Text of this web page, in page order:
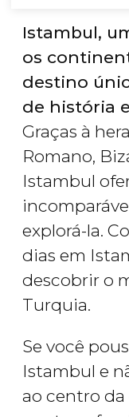
Istambul,
os
destino
de história
Graças à
Romano,
Istambul
explorá-la.
dias em
descobrir o
Turquia.
Se você
Istambul e
ao centro da